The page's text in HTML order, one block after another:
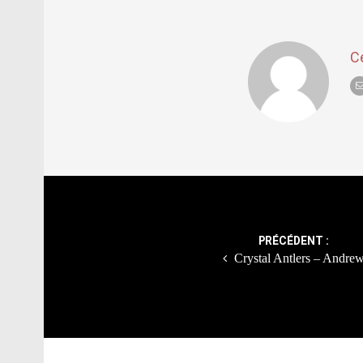
PRÉCÉDENT :
Crystal Antlers –